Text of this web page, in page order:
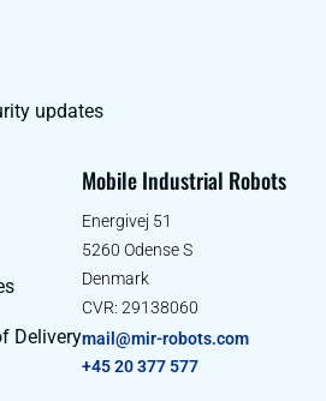
updates
Delivery
Mobile Industrial Robots
Energivej 51
5260 Odense S
Denmark
CVR: 29138060
mail@mir-robots.com
+45 20 377 577